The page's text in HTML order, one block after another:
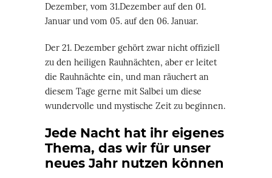
Dezember, vom 31.Dezember auf den 01.
Januar und vom 05. auf den 06. Januar.
Der 21. Dezember gehört zwar nicht offiziell
zu den heiligen Rauhnächten, aber er leitet
die Rauhnächte ein, und man räuchert an
diesem Tage gerne mit Salbei um diese
wundervolle und mystische Zeit zu beginnen.
Jede Nacht hat ihr eigenes
Thema, das wir für unser
neues Jahr nutzen können